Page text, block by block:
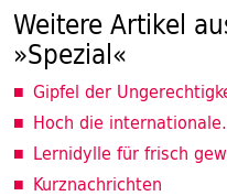
Weitere Artikel
»Spezial«
Gipfel der
Hoch die
Lernidylle für frisch
Kurznachrichten